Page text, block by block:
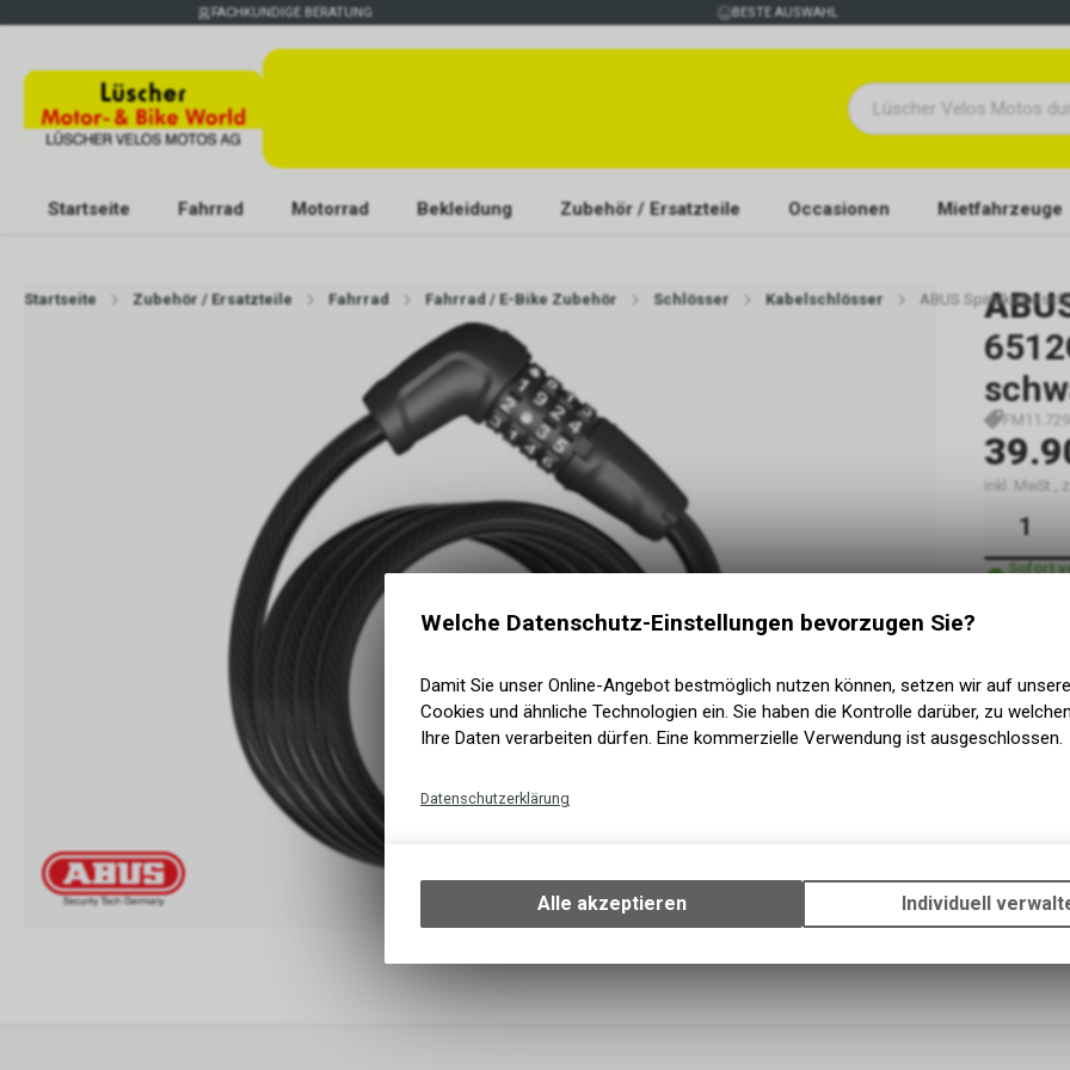
FACHKUNDIGE BERATUNG BESTE AUSWAHL
Startseite Fahrrad Motorrad Bekleidung Zubehör / Ersatzteile Occasionen Mietfahrzeuge
Startseite Zubehör / Ersatzteile Fahrrad Fahrrad / E-Bike Zubehör Schlösser Kabelschlösser ABUS
inkl. MwSt.,
Sofort
Welche Datenschutz-Einstellungen bevorzugen Sie?
Damit Sie unser Online-Angebot bestmöglich nutzen können, setzen wir auf
Cookies und ähnliche Technologien ein. Sie haben die Kontrolle darüber, zu
Ihre Daten verarbeiten dürfen. Eine kommerzielle Verwendung ist ausgeschlossen.
Datenschutzerklärung
Ihrem Gerät, um die grundlegenden Funktionen unseres Online-
Verwendung des Warenkorbs, zu ermöglichen. Bitte beachten Sie,
zulassen.
Alle akzeptieren Individuell